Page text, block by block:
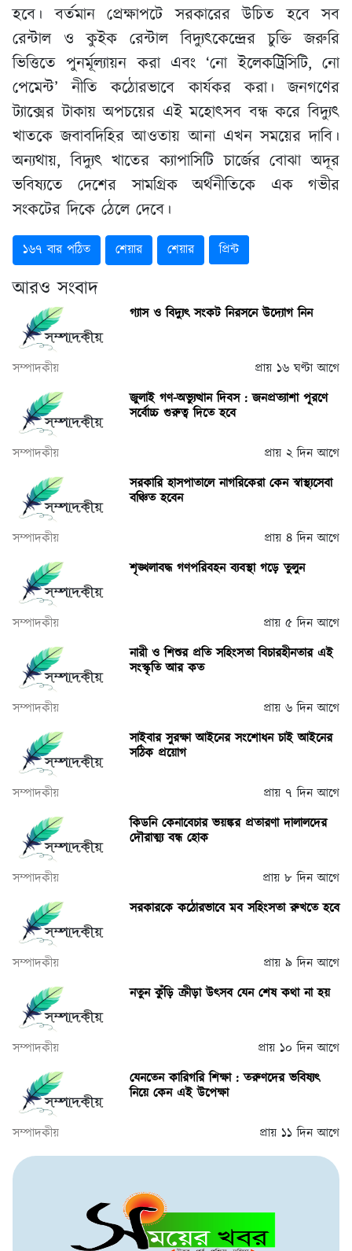
হবে। বর্তমান প্রেক্ষাপটে সরকারের উচিত হবে সব
রেন্টাল ও কুইক রেন্টাল বিদ্যুৎকেন্দ্রের চুক্তি জরুরি
ভিত্তিতে পুনর্মূল্যায়ন করা এবং ‘নো ইলেকট্রিসিটি, নো
পেমেন্ট’ নীতি কঠোরভাবে কার্যকর করা। জনগণের
ট্যাক্সের টাকায় অপচয়ের এই মহোৎসব বন্ধ করে বিদ্যুৎ
খাতকে জবাবদিহির আওতায় আনা এখন সময়ের দাবি।
অন্যথায়, বিদ্যুৎ খাতের ক্যাপাসিটি চার্জের বোঝা অদূর
ভবিষ্যতে দেশের সামগ্রিক অর্থনীতিকে এক গভীর
সংকটের দিকে ঠেলে দেবে।
১৬৭ বার পঠিত শেয়ার শেয়ার প্রিন্ট
আরও সংবাদ
গ্যাস ও বিদ্যুৎ সংকট নিরসনে উদ্যোগ নিন
সম্পাদকীয়
প্রায় ১৬ ঘণ্টা আগে
জুলাই গণ-অভ্যুত্থান দিবস : জনপ্রত্যাশা পূরণে
সর্বোচ্চ গুরুত্ব দিতে হবে
সম্পাদকীয়
প্রায় ২ দিন আগে
সরকারি হাসপাতালে নাগরিকেরা কেন স্বাস্থ্যসেবা
বঞ্চিত হবেন
সম্পাদকীয়
প্রায় ৪ দিন আগে
শৃঙ্খলাবদ্ধ গণপরিবহন ব্যবস্থা গড়ে তুলুন
সম্পাদকীয়
প্রায় ৫ দিন আগে
নারী ও শিশুর প্রতি সহিংসতা বিচারহীনতার এই
সংস্কৃতি আর কত
সম্পাদকীয়
প্রায় ৬ দিন আগে
সাইবার সুরক্ষা আইনের সংশোধন চাই আইনের
সঠিক প্রয়োগ
সম্পাদকীয়
প্রায় ৭ দিন আগে
কিডনি কেনাবেচার ভয়ঙ্কর প্রতারণা দালালদের
দৌরাত্ম্য বন্ধ হোক
সম্পাদকীয়
প্রায় ৮ দিন আগে
সরকারকে কঠোরভাবে মব সহিংসতা রুখতে হবে
সম্পাদকীয়
প্রায় ৯ দিন আগে
নতুন কুঁড়ি ক্রীড়া উৎসব যেন শেষ কথা না হয়
সম্পাদকীয়
প্রায় ১০ দিন আগে
যেনতেন কারিগরি শিক্ষা : তরুণদের ভবিষ্যৎ
নিয়ে কেন এই উপেক্ষা
সম্পাদকীয় প্রায় ১১ দিন আগে